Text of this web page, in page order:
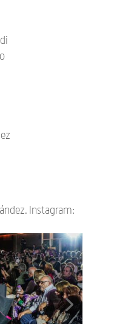
Instagram: